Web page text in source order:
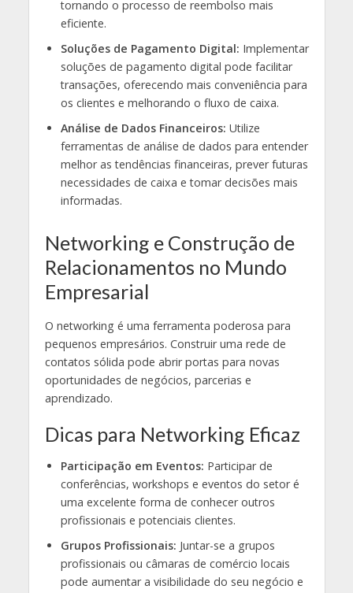
tornando o processo de reembolso mais
eficiente.
Soluções de Pagamento Digital: Implementar
soluções de pagamento digital pode facilitar
transações, oferecendo mais conveniência para
os clientes e melhorando o fluxo de caixa.
Análise de Dados Financeiros: Utilize
ferramentas de análise de dados para entender
melhor as tendências financeiras, prever futuras
necessidades de caixa e tomar decisões mais
informadas.
Networking e Construção de
Relacionamentos no Mundo
Empresarial
O networking é uma ferramenta poderosa para
pequenos empresários. Construir uma rede de
contatos sólida pode abrir portas para novas
oportunidades de negócios, parcerias e
aprendizado.
Dicas para Networking Eficaz
Participação em Eventos: Participar de
conferências, workshops e eventos do setor é
uma excelente forma de conhecer outros
profissionais e potenciais clientes.
Grupos Profissionais: Juntar-se a grupos
profissionais ou câmaras de comércio locais
pode aumentar a visibilidade do seu negócio e